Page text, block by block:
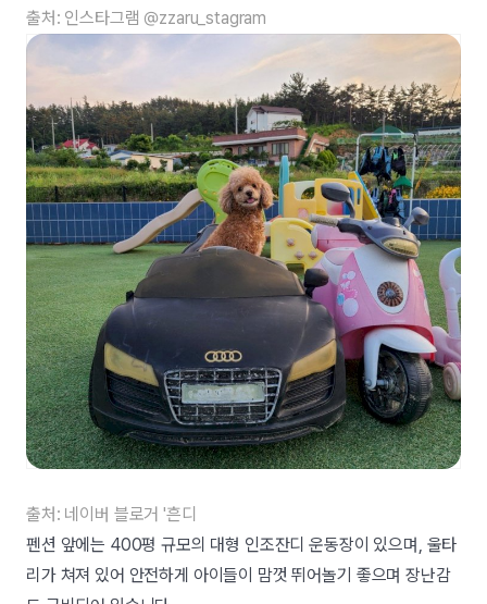
출처: 인스타그램 @zzaru_stagram
출처: 네이버 블로거 '흔디
펜션 앞에는 400평 규모의 대형 인조잔디 운동장이 있으며, 울타
리가 쳐져 있어 안전하게 아이들이 맘껏 뛰어놀기 좋으며 장난감